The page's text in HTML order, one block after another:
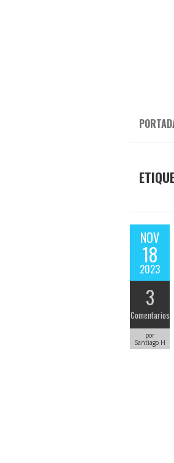
NOV
18
2023
3
Comentarios
por
Santiago H